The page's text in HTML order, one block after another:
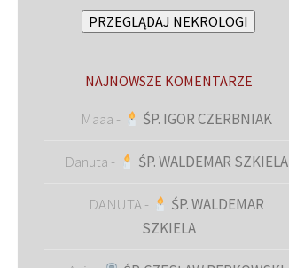
PRZEGLĄDAJ NEKROLOGI
NAJNOWSZE KOMENTARZE
Maaa - ŚP. IGOR CZERBNIAK
Danuta - ŚP. WALDEMAR SZKIELA
DANUTA-
ŚP. WALDEMAR
SZKIELA